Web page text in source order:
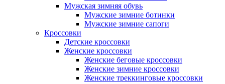
Мужская зимняя обувь
Мужские зимние ботинки
Мужские зимние сапоги
Кроссовки
Детские кроссовки
Женские кроссовки
Женские беговые кроссовки
Женские зимние кроссовки
Женские треккинговые кроссовки